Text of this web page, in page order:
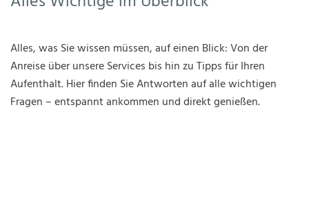
Alles, was Sie wissen müssen, auf einen Blick: Von der
Anreise über unsere Services bis hin zu Tipps für Ihren
Aufenthalt. Hier finden Sie Antworten auf alle wichtigen
Fragen – entspannt ankommen und direkt genießen.